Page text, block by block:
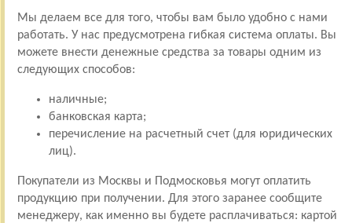
Мы делаем все для того, чтобы вам было удобно с нами
работать. У нас предусмотрена гибкая система оплаты. Вы
можете внести денежные средства за товары одним из
следующих способов:
наличные;
банковская карта;
перечисление на расчетный счет (для юридических
лиц).
Покупатели из Москвы и Подмосковья могут оплатить
продукцию при получении. Для этого заранее сообщите
менеджеру, как именно вы будете расплачиваться: картой